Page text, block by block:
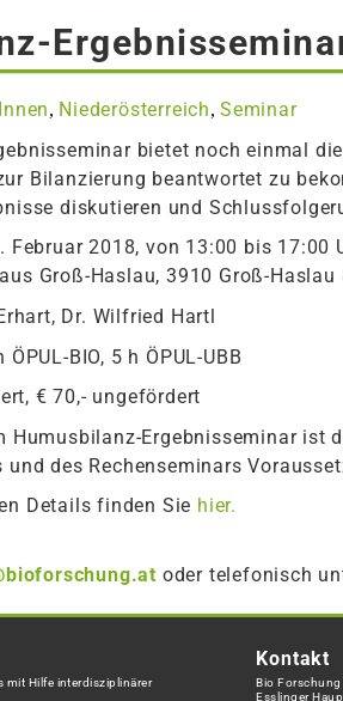
, Niederösterreich,Seminar
bietet noch einmal
Bilanzierung beantwortet zu
diskutieren und
Februar 2018, von 13:00 bis 17:00
Groß-Haslau, 3910 Groß-Haslau
Dr. Wilfried Hartl
ÖPUL-BIO, 5 h ÖPUL-UBB
€ 70,- ungefördert
Humusbilanz-Ergebnisseminar ist
des Rechenseminars
Details finden Sie hier.
oder telefonisch
mit Hilfe interdisziplinärer
Kontakt
Bio
Esslinger